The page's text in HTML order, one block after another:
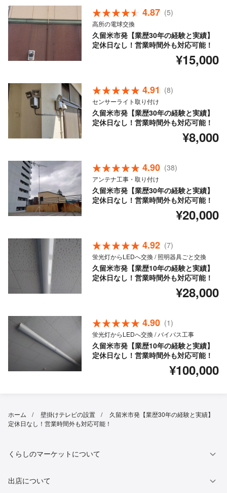
4.87 (5)
高所の電球交換
久留米市発【業歴30年の経験と実績】
定休日なし！営業時間外も対応可能！
¥15,000
4.91 (8)
センサーライト取り付け
久留米市発【業歴30年の経験と実績】
定休日なし！営業時間外も対応可能！
¥8,000
4.90 (38)
アンテナ工事・取り付け
久留米市発【業歴30年の経験と実績】
定休日なし！営業時間外も対応可能！
¥20,000
4.92 (7)
蛍光灯からLEDへ交換 / 照明器具ごと交換
久留米市発【業歴10年の経験と実績】
定休日なし！営業時間外も対応可能！
¥28,000
4.90 (1)
蛍光灯からLEDへ交換 / バイパス工事
久留米市発【業歴10年の経験と実績】
定休日なし！営業時間外も対応可能！
¥100,000
ホーム 壁掛けテレビの設置
久留米市発【業歴30年の経験と実績】
定休日なし！営業時間外も対応可能！
くらしのマーケットについて
出店について